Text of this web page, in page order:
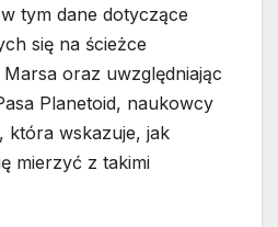
tym dane dotyczące
się na ścieżce
oraz uwzględniając
Planetoid, naukowcy
która wskazuje, jak
mierzyć z takimi